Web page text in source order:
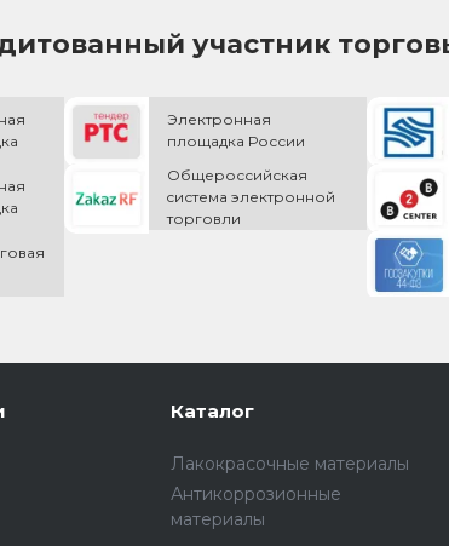
участник
Электронная
площадка России
Общероссийская
cистема электронной
торговли
Каталог
Лакокрасочные материалы
Антикоррозионные
материалы